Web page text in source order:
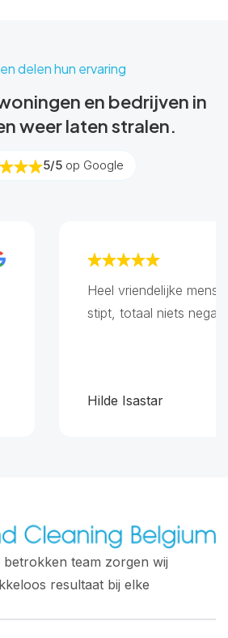
delen hun ervaring
en bedrijven in
weer laten stralen.
5/5 op Google
Heel vriendelijke
stipt, totaal niets
Hilde Isastar
team zorgen wij
resultaat bij elke